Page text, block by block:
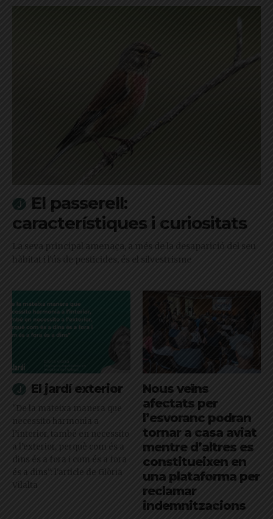
El passerell:
característiques i curiositats
La seva principal amenaça, a més de la desaparició del seu
hàbitat i l'ús de pesticides, és el silvestrisme
El jardí exterior
"De la mateixa manera que
necessito harmonia a
l’interior, també en necessito
a l’exterior, perquè com és a
dins és a fora i com és a fora
és a dins": l'article de Glòria
Vilalta
Nous veïns
afectats per
l’esvoranc podran
tornar a casa aviat
mentre d’altres es
constitueixen en
una plataforma per
reclamar
indemnitzacions